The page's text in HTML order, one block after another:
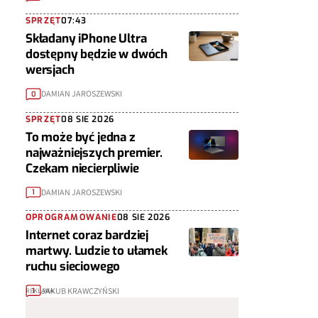
SPRZĘT07:43
Składany iPhone Ultra
dostępny będzie w dwóch
wersjach
0 DAMIAN JAROSZEWSKI
SPRZĘT08 SIE 2026
To może być jedna z
najważniejszych premier.
Czekam niecierpliwie
1 DAMIAN JAROSZEWSKI
OPROGRAMOWANIE08 SIE 2026
Internet coraz bardziej
martwy. Ludzie to ułamek
ruchu sieciowego
1 JAKUB KRAWCZYŃSKI